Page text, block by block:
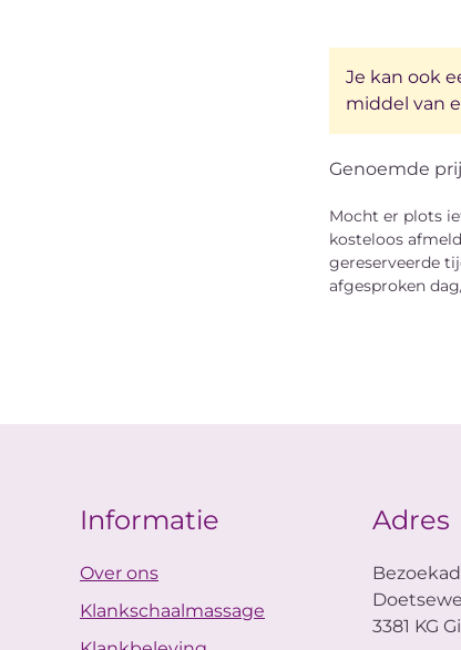
Je kan ook
middel van
Genoemde
Mocht er plots
kosteloos
gereserveerde
afgesproken
Informatie
Over ons
Klankschaalmassage
Adres
3381 KG